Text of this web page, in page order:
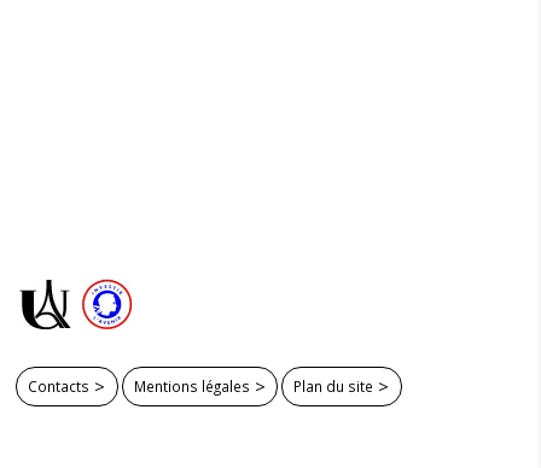
Contacts Mentions légales Plan du site